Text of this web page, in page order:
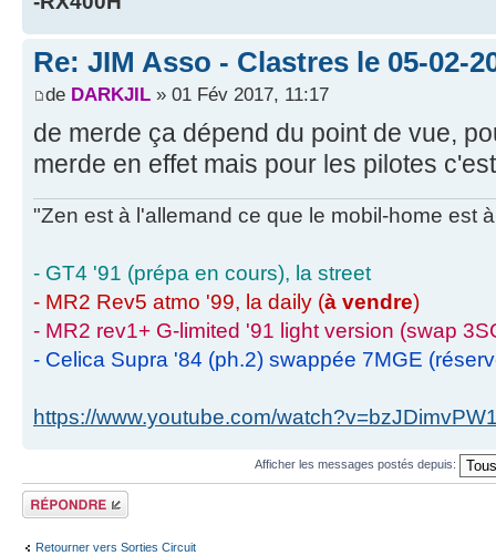
Re: JIM Asso - Clastres le 05-02-
de DARKJIL » 01 Fév 2017, 11:17
de merde ça dépend du point de vue,
merde en effet mais pour les pilotes
"Zen est à l'allemand ce que le mobil-home est
- GT4 '91 (prépa en cours), la street
- MR2 Rev5 atmo '99, la daily (à vendre)
- MR2 rev1+ G-limited '91 light version (swap
- Celica Supra '84 (ph.2) swappée 7MGE
https://www.youtube.com/
Afficher les messages postés depuis:
Écrire un
commentaire
Retourner vers Sorties Circuit